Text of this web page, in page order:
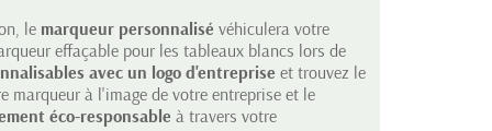
le marqueur personnalisé véhiculera votre
effaçable pour les tableaux blancs lors de
avec un logo d'entreprise et trouvez le
marqueur à l'image de votre entreprise et le
éco-responsable à travers votre